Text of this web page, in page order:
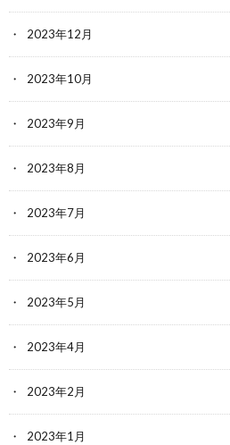
2023年12月
2023年10月
2023年9月
2023年8月
2023年7月
2023年6月
2023年5月
2023年4月
2023年2月
2023年1月